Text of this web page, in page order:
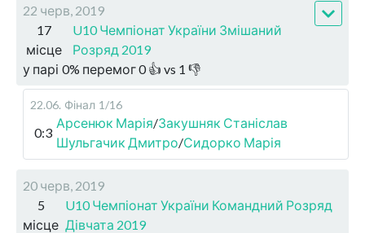
22 черв, 2019
17
місце
U10 Чемпіонат України Змішаний
Розряд 2019
у парі 0% перемог0👍 vs 1 👎
22.06. Фінал 1/16
0:3
Арсенюк Марія/Закушняк Станіслав
Шульгачик Дмитро/Сидорко Марія
20 черв, 2019
5
місце
U10 Чемпіонат України Командний Розряд
Дівчата 2019